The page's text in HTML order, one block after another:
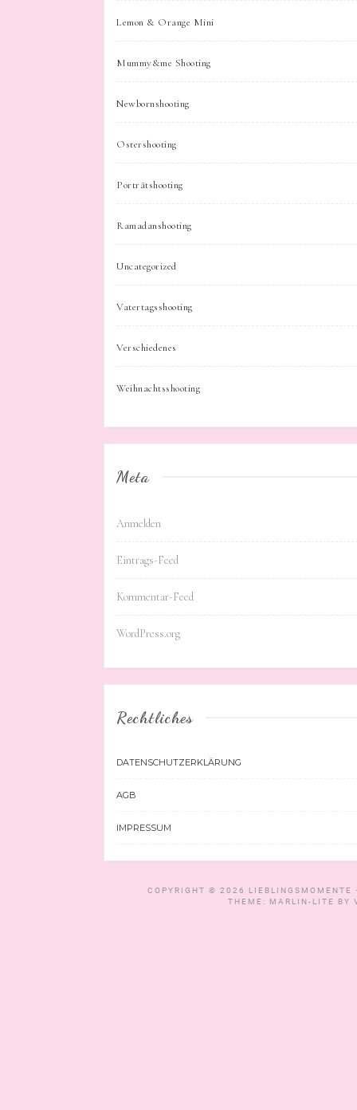
Lemon & Orange Mini
Mummy&me Shooting
Newbornshooting
Ostershooting
Porträtshooting
Ramadanshooting
Uncategorized
Vatertagsshooting
Verschiedenes
Weihnachtsshooting
Meta
Anmelden
Eintrags-Feed
Kommentar-Feed
WordPress.org
Rechtliches
DATENSCHUTZERKLÄRUNG
AGB
IMPRESSUM
COPYRIGHT © 2026
THEME: MARLIN-LITE BY